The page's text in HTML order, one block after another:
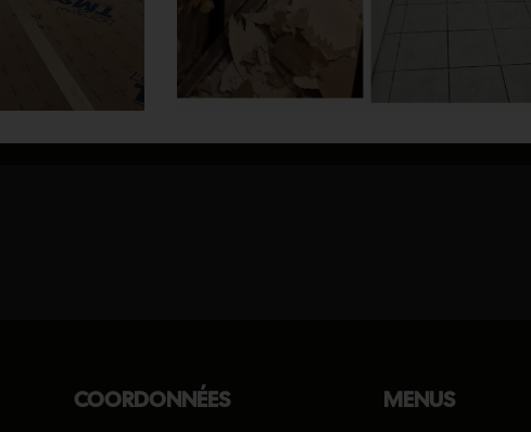
COORDONNÉES MENUS